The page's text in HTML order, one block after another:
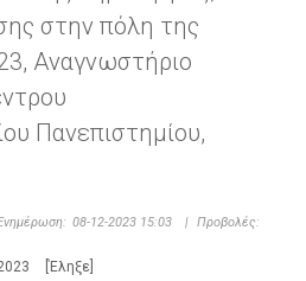
στην πόλη της
Αναγνωστήριο
Πανεπιστημίου,
08-12-2023 15:03 | Προβολές:
[Έληξε]